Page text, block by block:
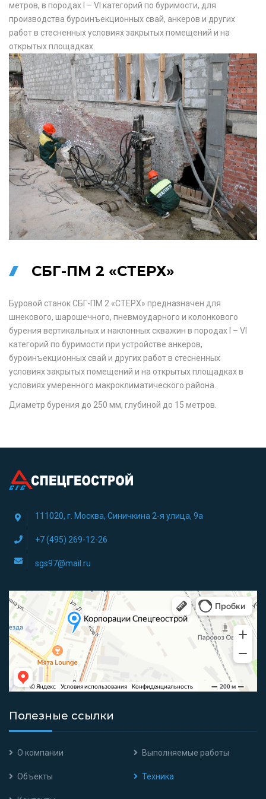
метров, в породах I – VI категорий по буримости, для
производства буроинъекционных свай, анкеров и других
работ в стесненных условиях закрытых помещений и на
открытых площадках.
СБГ-ПМ 2 «СТЕРХ»
Буровой станок СБГ-ПМ 2 «СТЕРХ» предназначен для
шнекового, шарошечного, пневмоударного и колонкового
бурения вертикальных и наклонных скважин в породах I – VI
категорий по буримости при устройстве анкеров,
буроинъекционных свай и других работ в стесненных
условиях закрытых помещений и на открытых площадках в
условиях умеренного макроклиматического района.
Диаметр бурения до 250 мм, глубиной до 15 метров.
111020, г. Москва, Синичкина 2-я улица, 9а
+7 (495) 269-12-26
sgs97@mail.ru
Полезные ссылки
О компании Выполняемые работы
Объекты Техника